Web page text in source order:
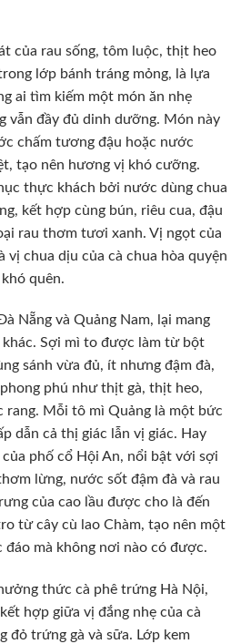
của rau sống, tôm luộc, thịt heo
lớp bánh tráng mỏng, là lựa
ai tìm kiếm một món ăn nhẹ
vẫn đầy đủ dinh dưỡng. Món này
chấm tương đậu hoặc nước
tạo nên hương vị khó cưỡng.
thực khách bởi nước dùng chua
kết hợp cùng bún, riêu cua, đậu
rau thơm tươi xanh. Vị ngọt của
vị chua dịu của cà chua hòa quyện
quên.
Nẵng và Quảng Nam, lại mang
Sợi mì to được làm từ bột
sánh vừa đủ, ít nhưng đậm đà,
phú như thịt gà, thịt heo,
rang. Mỗi tô mì Quảng là một bức
dẫn cả thị giác lẫn vị giác. Hay
phố cổ Hội An, nổi bật với sợi
lừng, nước sốt đậm đà và rau
của cao lầu được cho là đến
từ cây cù lao Chàm, tạo nên một
mà không nơi nào có được.
thức cà phê trứng Hà Nội,
hợp giữa vị đắng nhẹ của cà
đỏ trứng gà và sữa. Lớp kem